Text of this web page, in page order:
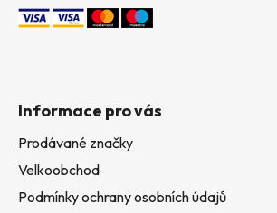
Informace pro vás
Prodávané značky
Velkoobchod
Podmínky ochrany osobních údajů